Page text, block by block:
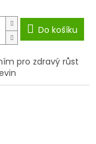
Do košíku
pro zdravý růst